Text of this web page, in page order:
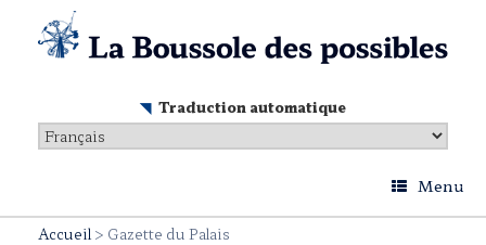
content
Traduction automatique
Menu
Accueil> Gazette du Palais